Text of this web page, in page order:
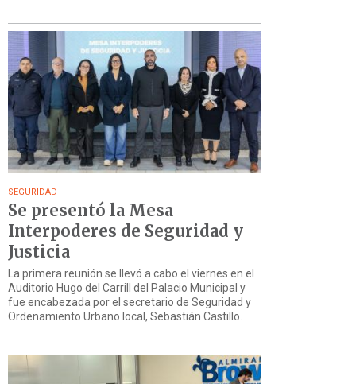
SEGURIDAD
Se presentó la Mesa
Interpoderes de Seguridad y
Justicia
La primera reunión se llevó a cabo el viernes en el
Auditorio Hugo del Carrill del Palacio Municipal y
fue encabezada por el secretario de Seguridad y
Ordenamiento Urbano local, Sebastián Castillo.